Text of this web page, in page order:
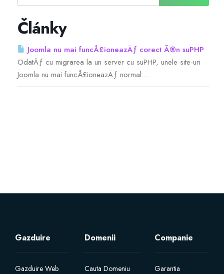
Servere VPS
Counter Strike 1.6
Counter Strike Go
Licente cPanel WHM / WHMSonic
Články
Joomla nu mai funcÅ£ioneazÄƒ corect Ã®n suPHP
OdatÄƒ cu migrarea la un server cu suPHP, unele site-uri
Joomla nu mai funcÅ£ioneazÄƒ normal....
Gazduire
Gazduire Web
Domenii
Cauta Domeniu
Companie
Garantia